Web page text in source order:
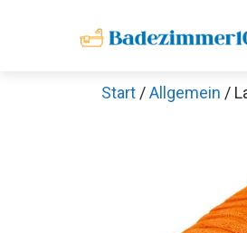
Start /Allgemein /